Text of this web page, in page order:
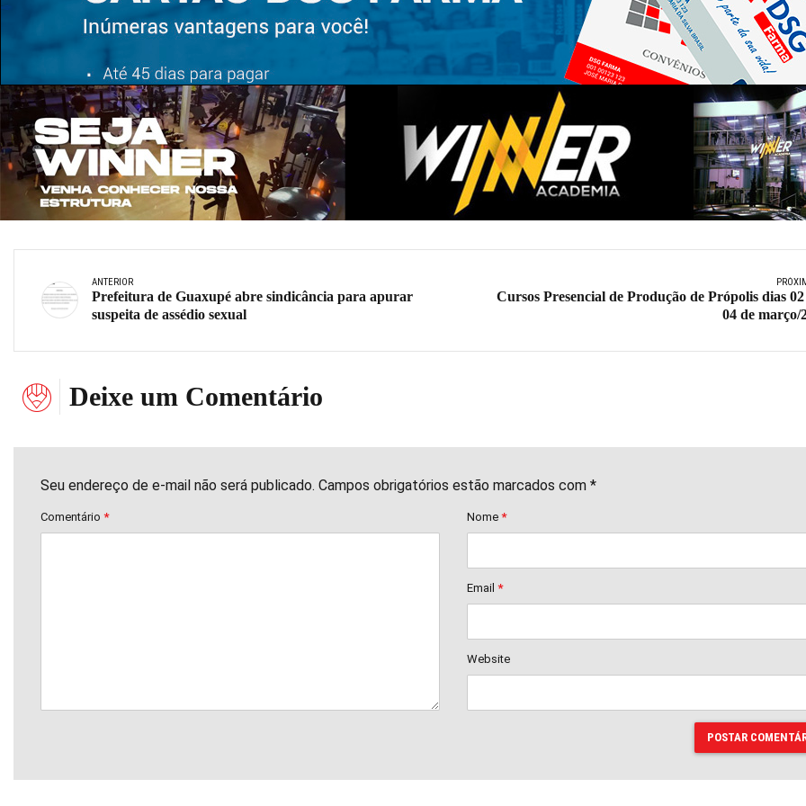
ANTERIOR
Prefeitura de Guaxupé abre sindicância para apurar
suspeita de assédio sexual
Cursos Presencial de Produção de Própolis dias
04 de março/
Deixe um Comentário
Seu endereço de e-mail não será publicado. Campos obrigatórios estão marcados com *
Comentário * Nome *
Email *
Website
POSTAR